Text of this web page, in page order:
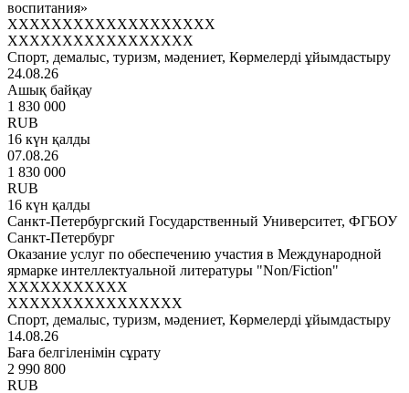
воспитания»
XXXXXXXXXXXXXXXXXXX
XXXXXXXXXXXXXXXXX
Спорт, демалыс, туризм, мәдениет, Көрмелерді ұйымдастыру
24.08.26
Ашық байқау
1 830 000
RUB
16 күн қалды
07.08.26
1 830 000
RUB
16 күн қалды
Санкт-Петербургский Государственный Университет, ФГБОУ
Санкт-Петербург
Оказание услуг по обеспечению участия в Международной
ярмарке интеллектуальной литературы "Non/Fiction"
XXXXXXXXXXX
XXXXXXXXXXXXXXXX
Спорт, демалыс, туризм, мәдениет, Көрмелерді ұйымдастыру
14.08.26
Баға белгіленімін сұрату
2 990 800
RUB